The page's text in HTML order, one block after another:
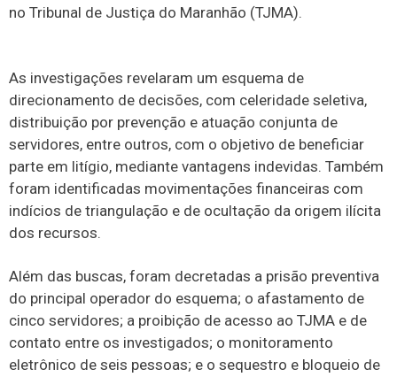
no Tribunal de Justiça do Maranhão (TJMA).
As investigações revelaram um esquema de
direcionamento de decisões, com celeridade seletiva,
distribuição por prevenção e atuação conjunta de
servidores, entre outros, com o objetivo de beneficiar
parte em litígio, mediante vantagens indevidas. Também
foram identificadas movimentações financeiras com
indícios de triangulação e de ocultação da origem ilícita
dos recursos.
Além das buscas, foram decretadas a prisão preventiva
do principal operador do esquema; o afastamento de
cinco servidores; a proibição de acesso ao TJMA e de
contato entre os investigados; o monitoramento
eletrônico de seis pessoas; e o sequestro e bloqueio de